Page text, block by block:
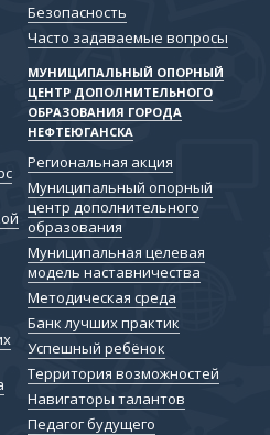
Безопасность
Часто задаваемые вопросы
МУНИЦИПАЛЬНЫЙ ОПОРНЫЙ
ЦЕНТР ДОПОЛНИТЕЛЬНОГО
ОБРАЗОВАНИЯ ГОРОДА
НЕФТЕЮГАНСКА
Региональная акция
Муниципальный опорный
центр дополнительного
образования
Муниципальная целевая
модель наставничества
Методическая среда
Банк лучших практик
Успешный ребёнок
Территория возможностей
Навигаторы талантов
Педагог будущего